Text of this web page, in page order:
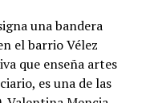
una bandera
el barrio Vélez
que enseña artes
es una de las